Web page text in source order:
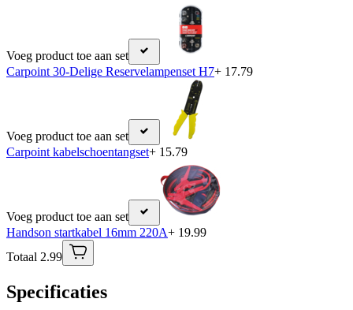
Voeg product toe aan set
Carpoint 30-Delige Reservelampenset H7+ 17.79
Voeg product toe aan set
Carpoint kabelschoentangset+ 15.79
Voeg product toe aan set
Handson startkabel 16mm 220A+ 19.99
Totaal 2.99
Specificaties